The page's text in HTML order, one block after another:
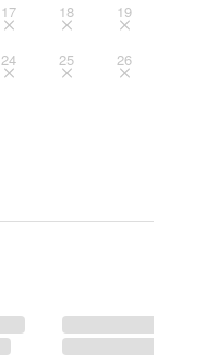
17 18 19
24 25 26